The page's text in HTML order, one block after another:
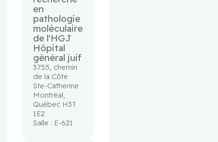
en
pathologie
moléculaire
de l'HGJ
Hôpital
général juif
3755, chemin
de la Côte
Ste-Catherine
Montréal,
Québec H3T
1E2
Salle : E-621